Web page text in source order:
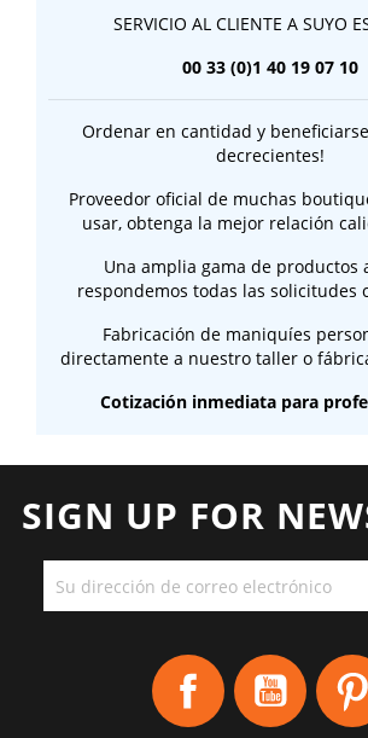
SERVICIO AL CLIENTE A SUYO
00 33 (0)1 40 19 07 10
Ordenar en cantidad y
decrecientes!
Proveedor oficial de muchas
usar, obtenga la mejor relación
Una amplia gama de productos
respondemos todas las solicitudes
Fabricación de maniquíes
directamente a nuestro taller o
Cotización inmediata para
SIGN UP FOR
Facebook